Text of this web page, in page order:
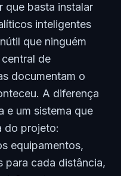
que basta instalar
inteligentes
que ninguém
central de
documentam o
A diferença
e um sistema que
do projeto:
equipamentos,
para cada distância,